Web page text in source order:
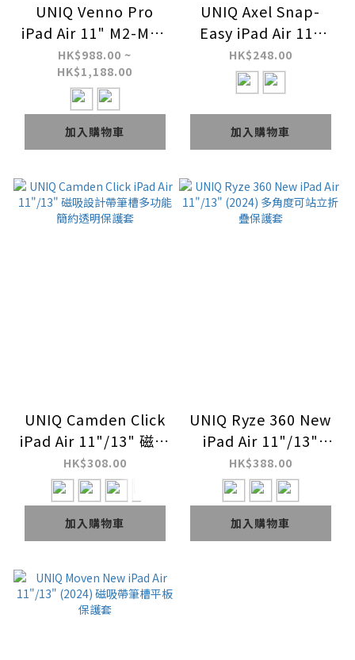
UNIQ Venno Pro
iPad Air 11" M2-M3 /
10.9" (2022/2020) /
iPad Pro 11"
(2022/2021) 磁性智
慧鍵盤對開式保護套
HK$988.00 ~
HK$1,188.00
加入購物車
UNIQ Axel Snap-
Easy iPad Air 11"
M2-M3 / 10.9 "
(2022/20) / iPad Pro
11" (2022/21) 磁吸保
護殼
HK$248.00
加入購物車
UNIQ Camden Click
iPad Air 11"/13" 磁吸
設計帶筆槽多功能簡約
透明保護套
HK$308.00
加入購物車
UNIQ Ryze 360 New
iPad Air 11"/13"
(2024) 多角度可站立
折疊保護套
HK$388.00
加入購物車